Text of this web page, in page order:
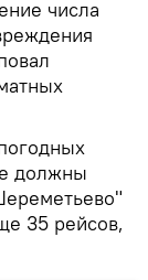
числа
должны
35 рейсов,